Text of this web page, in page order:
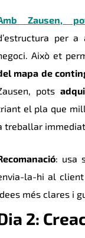
Zausen,
per
Això et
mapa de
pots
el pla que
treballar
: usa
la-hi al
més clares i
2: